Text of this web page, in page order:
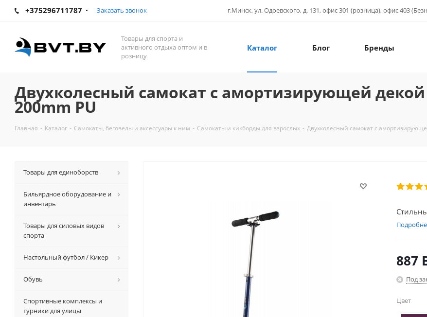
+375296711787 Заказать звонок г.Минск, ул. Одоевского, д. 131, офис 301 (розница), офис 403
Товары для спорта и
активного отдыха оптом и в
розницу
Каталог Блог Бренды
Двухколесный самокат с амортизирующей декой
200mm PU
Главная - Каталог - Самокаты, беговелы и аксессуары к ним - Самокаты и кикборды для взрослых - Двухколесный самокат с
887
Под
Цвет
Товары для единоборств
Бильярдное оборудование и
инвентарь
Товары для силовых видов
спорта
Настольный футбол / Кикер
Обувь
Спортивные комплексы и
турники для улицы